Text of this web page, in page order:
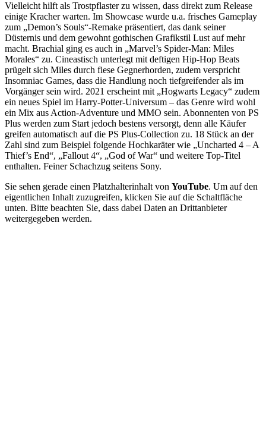
Vielleicht hilft als Trostpflaster zu wissen, dass direkt zum Release
einige Kracher warten. Im Showcase wurde u.a. frisches Gameplay
zum „Demon’s Souls“-Remake präsentiert, das dank seiner
Düsternis und dem gewohnt gothischen Grafikstil Lust auf mehr
macht. Brachial ging es auch in „Marvel’s Spider-Man: Miles
Morales“ zu. Cineastisch unterlegt mit deftigen Hip-Hop Beats
prügelt sich Miles durch fiese Gegnerhorden, zudem verspricht
Insomniac Games, dass die Handlung noch tiefgreifender als im
Vorgänger sein wird. 2021 erscheint mit „Hogwarts Legacy“ zudem
ein neues Spiel im Harry-Potter-Universum – das Genre wird wohl
ein Mix aus Action-Adventure und MMO sein. Abonnenten von PS
Plus werden zum Start jedoch bestens versorgt, denn alle Käufer
greifen automatisch auf die PS Plus-Collection zu. 18 Stück an der
Zahl sind zum Beispiel folgende Hochkaräter wie „Uncharted 4 – A
Thief’s End“, „Fallout 4“, „God of War“ und weitere Top-Titel
enthalten. Feiner Schachzug seitens Sony.
Sie sehen gerade einen Platzhalterinhalt von YouTube. Um auf den
eigentlichen Inhalt zuzugreifen, klicken Sie auf die Schaltfläche
unten. Bitte beachten Sie, dass dabei Daten an Drittanbieter
weitergegeben werden.